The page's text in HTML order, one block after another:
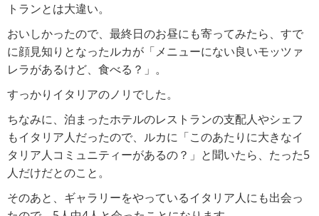
トランとは大違い。
おいしかったので、最終日のお昼にも寄ってみたら、すで
に顔見知りとなったルカが「メニューにない良いモッツァ
レラがあるけど、食べる？」。
すっかりイタリアのノリでした。
ちなみに、泊まったホテルのレストランの支配人やシェフ
もイタリア人だったので、ルカに「このあたりに大きなイ
タリア人コミュニティーがあるの？」と聞いたら、たった5
人だけだとのこと。
そのあと、ギャラリーをやっているイタリア人にも出会っ